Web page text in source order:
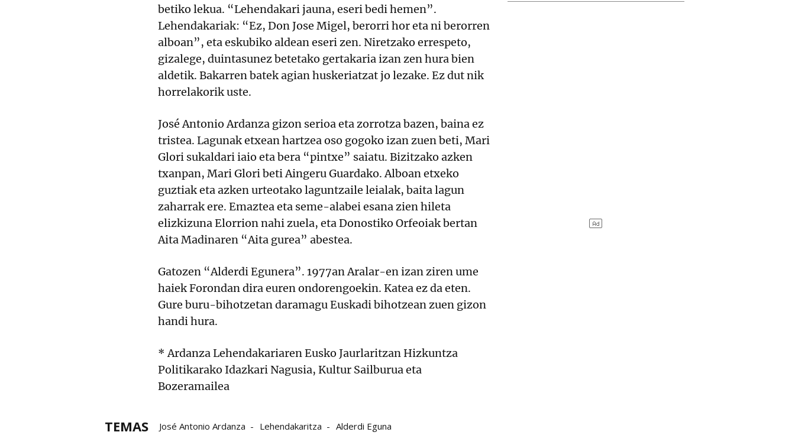
betiko lekua. “Lehendakari jauna, eseri bedi hemen”.
Lehendakariak: “Ez, Don Jose Migel, berorri hor eta ni berorren
alboan”, eta eskubiko aldean eseri zen. Niretzako errespeto,
gizalege, duintasunez betetako gertakaria izan zen hura bien
aldetik. Bakarren batek agian huskeriatzat jo lezake. Ez dut nik
horrelakorik uste.
José Antonio Ardanza gizon serioa eta zorrotza bazen, baina ez
tristea. Lagunak etxean hartzea oso gogoko izan zuen beti, Mari
Glori sukaldari iaio eta bera “pintxe” saiatu. Bizitzako azken
txanpan, Mari Glori beti Aingeru Guardako. Alboan etxeko
guztiak eta azken urteotako laguntzaile leialak, baita lagun
zaharrak ere. Emaztea eta seme-alabei esana zien hileta
elizkizuna Elorrion nahi zuela, eta Donostiko Orfeoiak bertan
Aita Madinaren “Aita gurea” abestea.
Gatozen “Alderdi Egunera”. 1977an Aralar-en izan ziren ume
haiek Forondan dira euren ondorengoekin. Katea ez da eten.
Gure buru-bihotzetan daramagu Euskadi bihotzean zuen gizon
handi hura.
* Ardanza Lehendakariaren Eusko Jaurlaritzan Hizkuntza
Politikarako Idazkari Nagusia, Kultur Sailburua eta
Bozeramailea
TEMAS José Antonio Ardanza Lehendakaritza Alderdi Eguna